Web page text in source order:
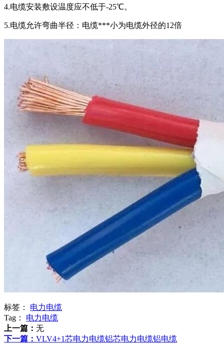
4.电缆安装敷设温度应不低于-25℃。
5.电缆允许弯曲半径：电缆***小为电缆外径的12倍
标签： 电力电缆
Tag： 电力电缆
上一篇： 无
下一篇： VLV4+1芯电力电缆铝芯电力电缆铝电缆